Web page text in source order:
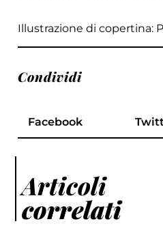
Illustrazione di copertina:
Condividi
Facebook
Articoli
correlati